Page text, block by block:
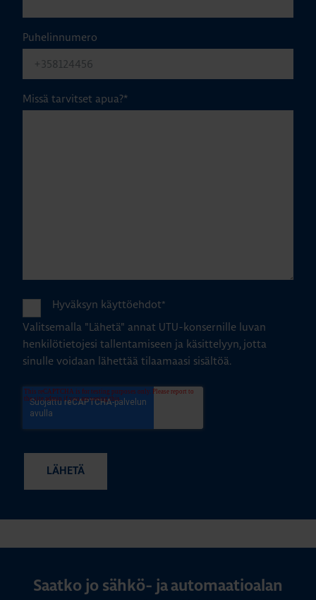
Puhelinnumero
Missä tarvitset apua?*
Hyväksyn käyttöehdot*
Valitsemalla "Lähetä" annat UTU-konsernille luvan
henkilötietojesi tallentamiseen ja käsittelyyn, jotta
sinulle voidaan lähettää tilaamaasi sisältöä.
Saatko jo sähkö- ja automaatioalan